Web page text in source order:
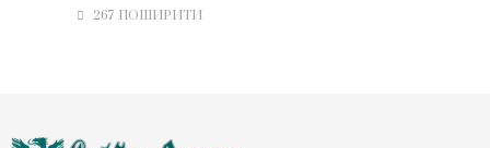
267 ПОШИРИТИ